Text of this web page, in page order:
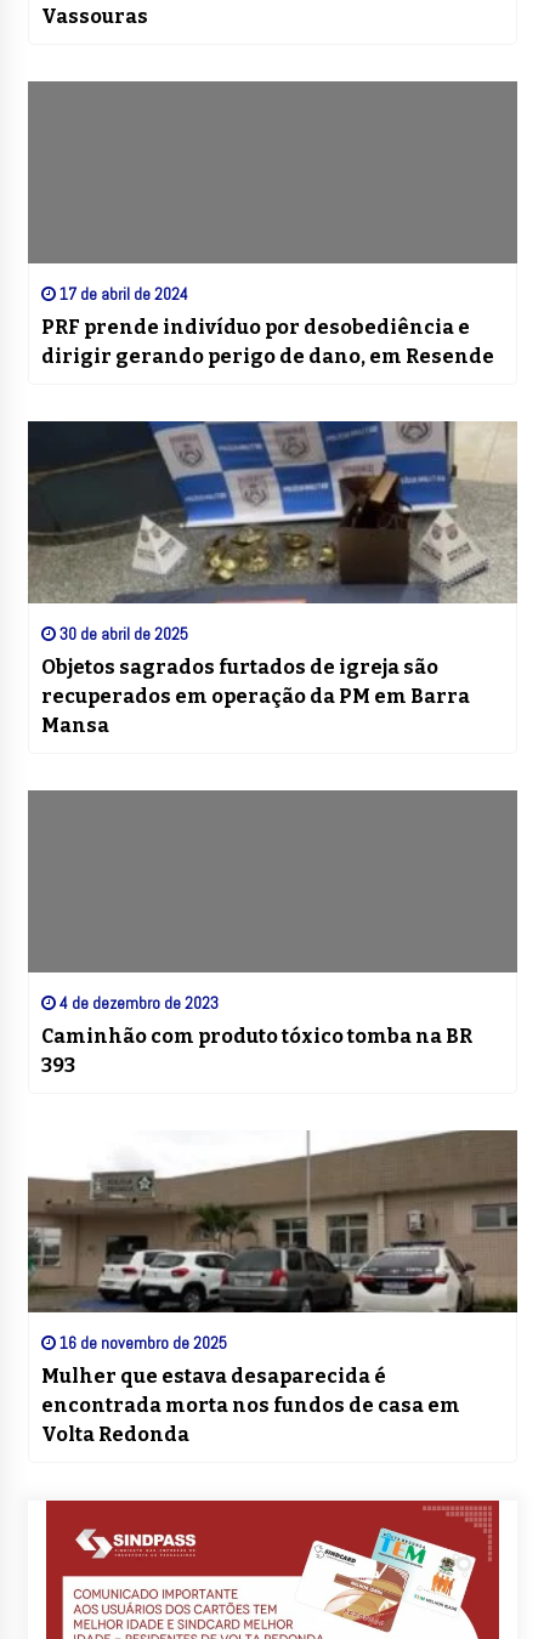
Vassouras
17 de abril de 2024
PRF prende indivíduo por desobediência e
dirigir gerando perigo de dano, em Resende
30 de abril de 2025
Objetos sagrados furtados de igreja são
recuperados em operação da PM em Barra
Mansa
4 de dezembro de 2023
Caminhão com produto tóxico tomba na BR
393
16 de novembro de 2025
Mulher que estava desaparecida é
encontrada morta nos fundos de casa em
Volta Redonda